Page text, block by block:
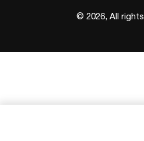
© 2026, All